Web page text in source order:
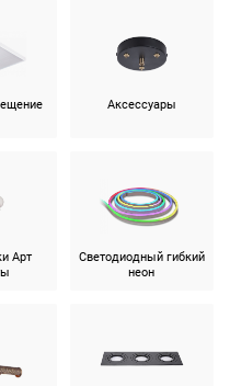
Аксессуары
Арт
Светодиодный гибкий
неон